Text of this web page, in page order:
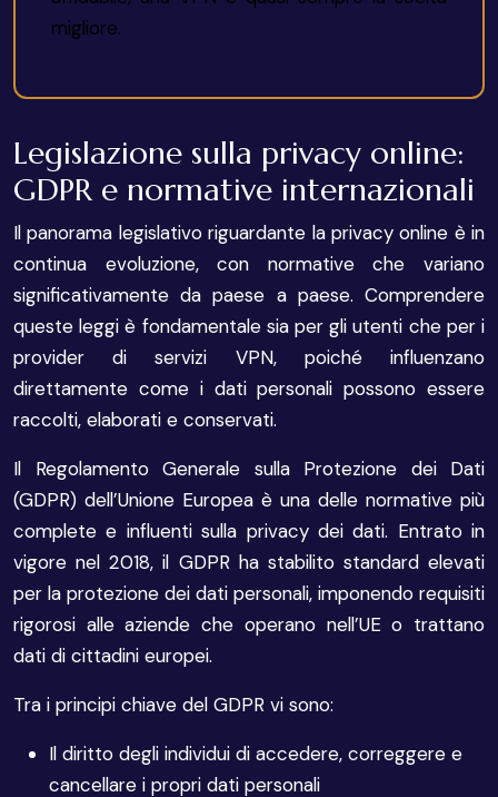
migliore.
Legislazione sulla privacy online:
GDPR e normative internazionali
Il panorama legislativo riguardante la privacy online è in
continua evoluzione, con normative che variano
significativamente da paese a paese. Comprendere
queste leggi è fondamentale sia per gli utenti che per i
provider di servizi VPN, poiché influenzano
direttamente come i dati personali possono essere
raccolti, elaborati e conservati.
Il Regolamento Generale sulla Protezione dei Dati
(GDPR) dell’Unione Europea è una delle normative più
complete e influenti sulla privacy dei dati. Entrato in
vigore nel 2018, il GDPR ha stabilito standard elevati
per la protezione dei dati personali, imponendo requisiti
rigorosi alle aziende che operano nell’UE o trattano
dati di cittadini europei.
Tra i principi chiave del GDPR vi sono:
Il diritto degli individui di accedere, correggere e
cancellare i propri dati personali